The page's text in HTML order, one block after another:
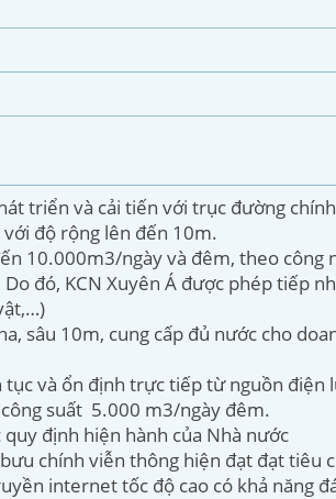
triển và cải tiến với trục đường
độ rộng lên đến 10m.
10.000m3/ngày và đêm, theo công
đó, KCN Xuyên Á được phép tiếp
sâu 10m, cung cấp đủ nước cho
và ổn định trực tiếp từ nguồn điện
suất 5.000 m3/ngày đêm.
định hiện hành của Nhà nước
chính viễn thông hiện đạt đạt tiêu
internet tốc độ cao có khả năng